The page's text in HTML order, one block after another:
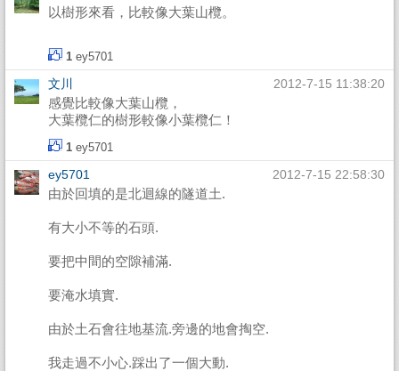
以樹形來看，比較像大葉山欖。
1 ey5701
文川 2012-7-15 11:38:20
感覺比較像大葉山欖，
大葉欖仁的樹形較像小葉欖仁！
1 ey5701
ey5701 2012-7-15 22:58:30
由於回填的是北迴線的隧道土.
有大小不等的石頭.
要把中間的空隙補滿.
要淹水填實.
由於土石會往地基流.旁邊的地會掏空.
我走過不小心.踩出了一個大動.